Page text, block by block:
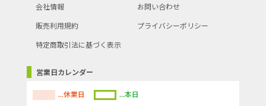
会社情報
お問い合わせ
販売利用規約
プライバシーポリシー
特定商取引法に基づく表示
営業日カレンダー
...休業日
...本日